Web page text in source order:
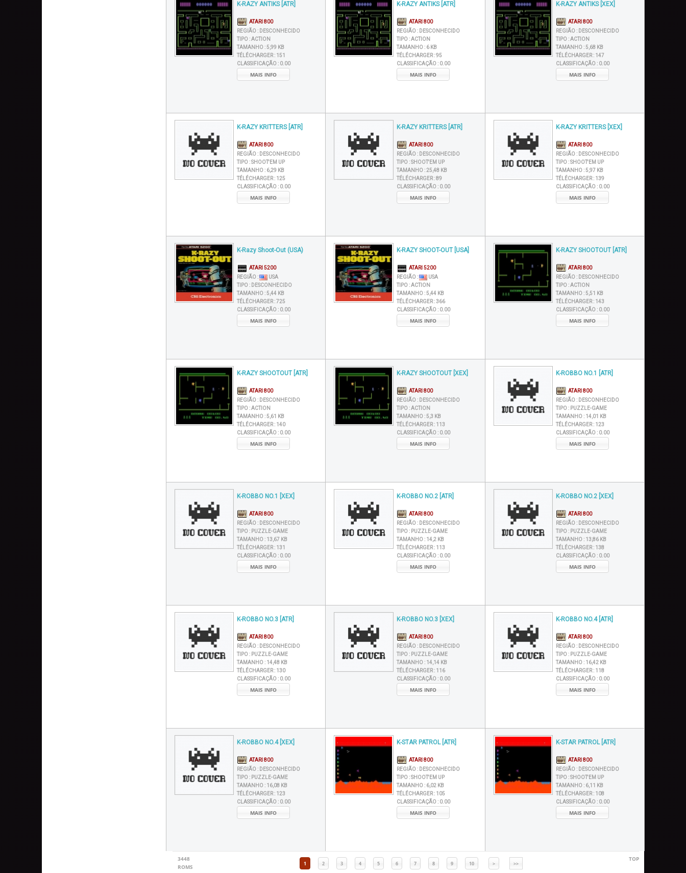
K-RAZY ANTIKS [ATR]
ATARI 800
REGIÃO : DESCONHECIDO
TIPO :ACTION
TAMANHO :5,99 KB
TÉLÉCHARGER : 151
CLASSIFICAÇÃO : 0.00
MAIS INFO
K-RAZY ANTIKS [ATR]
ATARI 800
REGIÃO : DESCONHECIDO
TIPO :ACTION
TAMANHO : 6 KB
TÉLÉCHARGER :95
CLASSIFICAÇÃO : 0.00
MAIS INFO
K-RAZY ANTIKS [XEX]
ATARI 800
REGIÃO : DESCONHECIDO
TIPO :ACTION
TAMANHO :5,68 KB
TÉLÉCHARGER : 147
CLASSIFICAÇÃO : 0.00
MAIS INFO
K-RAZY KRITTERS [ATR]
ATARI 800
REGIÃO : DESCONHECIDO
TIPO :SHOOT'EM UP
TAMANHO : 6,29 KB
TÉLÉCHARGER : 125
CLASSIFICAÇÃO : 0.00
MAIS INFO
K-RAZY KRITTERS [ATR]
ATARI 800
REGIÃO : DESCONHECIDO
TIPO :SHOOT'EM UP
TAMANHO :25,48 KB
TÉLÉCHARGER :89
CLASSIFICAÇÃO : 0.00
MAIS INFO
K-RAZY KRITTERS [XEX]
ATARI 800
REGIÃO : DESCONHECIDO
TIPO :SHOOT'EM UP
TAMANHO :5,97 KB
TÉLÉCHARGER : 139
CLASSIFICAÇÃO : 0.00
MAIS INFO
K-Razy Shoot-Out (USA)
ATARI 5200
REGIÃO :
USA
TIPO : DESCONHECIDO
TAMANHO :5,44 KB
TÉLÉCHARGER :725
CLASSIFICAÇÃO : 0.00
MAIS INFO
K-RAZY SHOOT-OUT [USA]
ATARI 5200
REGIÃO :
USA
TIPO :ACTION
TAMANHO :5,44 KB
TÉLÉCHARGER :366
CLASSIFICAÇÃO : 0.00
MAIS INFO
K-RAZY SHOOTOUT [ATR]
ATARI 800
REGIÃO : DESCONHECIDO
TIPO :ACTION
TAMANHO :5,51 KB
TÉLÉCHARGER : 143
CLASSIFICAÇÃO : 0.00
MAIS INFO
K-RAZY SHOOTOUT [ATR]
ATARI 800
REGIÃO : DESCONHECIDO
TIPO :ACTION
TAMANHO :5,61 KB
TÉLÉCHARGER : 140
CLASSIFICAÇÃO : 0.00
MAIS INFO
K-RAZY SHOOTOUT [XEX]
ATARI 800
REGIÃO : DESCONHECIDO
TIPO :ACTION
TAMANHO :5,3 KB
TÉLÉCHARGER : 113
CLASSIFICAÇÃO : 0.00
MAIS INFO
K-ROBBO NO.1 [ATR]
ATARI 800
REGIÃO : DESCONHECIDO
TIPO : PUZZLE-GAME
TAMANHO : 14,01 KB
TÉLÉCHARGER : 123
CLASSIFICAÇÃO : 0.00
MAIS INFO
K-ROBBO NO.1 [XEX]
ATARI 800
REGIÃO : DESCONHECIDO
TIPO : PUZZLE-GAME
TAMANHO : 13,67 KB
TÉLÉCHARGER : 131
CLASSIFICAÇÃO : 0.00
MAIS INFO
K-ROBBO NO.2 [ATR]
ATARI 800
REGIÃO : DESCONHECIDO
TIPO : PUZZLE-GAME
TAMANHO : 14,2 KB
TÉLÉCHARGER : 113
CLASSIFICAÇÃO : 0.00
MAIS INFO
K-ROBBO NO.2 [XEX]
ATARI 800
REGIÃO : DESCONHECIDO
TIPO : PUZZLE-GAME
TAMANHO : 13,86 KB
TÉLÉCHARGER : 138
CLASSIFICAÇÃO : 0.00
MAIS INFO
K-ROBBO NO.3 [ATR]
ATARI 800
REGIÃO : DESCONHECIDO
TIPO : PUZZLE-GAME
TAMANHO : 14,48 KB
TÉLÉCHARGER : 130
CLASSIFICAÇÃO : 0.00
MAIS INFO
K-ROBBO NO.3 [XEX]
ATARI 800
REGIÃO : DESCONHECIDO
TIPO : PUZZLE-GAME
TAMANHO : 14,14 KB
TÉLÉCHARGER : 116
CLASSIFICAÇÃO : 0.00
MAIS INFO
K-ROBBO NO.4 [ATR]
ATARI 800
REGIÃO : DESCONHECIDO
TIPO : PUZZLE-GAME
TAMANHO : 16,42 KB
TÉLÉCHARGER : 118
CLASSIFICAÇÃO : 0.00
MAIS INFO
K-ROBBO NO.4 [XEX]
ATARI 800
REGIÃO : DESCONHECIDO
TIPO : PUZZLE-GAME
TAMANHO : 16,08 KB
TÉLÉCHARGER : 123
CLASSIFICAÇÃO : 0.00
MAIS INFO
K-STAR PATROL [ATR]
ATARI 800
REGIÃO : DESCONHECIDO
TIPO :SHOOT'EM UP
TAMANHO : 6,02 KB
TÉLÉCHARGER : 105
CLASSIFICAÇÃO : 0.00
MAIS INFO
K-STAR PATROL [ATR]
ATARI 800
REGIÃO : DESCONHECIDO
TIPO :SHOOT'EM UP
TAMANHO : 6,11 KB
TÉLÉCHARGER : 108
CLASSIFICAÇÃO : 0.00
MAIS INFO
3448
ROMS
1 2 3 4 5 6 7 8 9 10 > >>
TOP